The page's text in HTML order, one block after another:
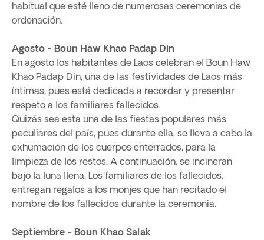
habitual que esté lleno de numerosas ceremonias de
ordenación.
Agosto - Boun Haw Khao Padap Din
En agosto los habitantes de Laos celebran el Boun Haw
Khao Padap Din, una de las festividades de Laos más
íntimas, pues está dedicada a recordar y presentar
respeto a los familiares fallecidos.
Quizás sea esta una de las fiestas populares más
peculiares del país, pues durante ella, se lleva a cabo la
exhumación de los cuerpos enterrados, para la
limpieza de los restos. A continuación, se incineran
bajo la luna llena. Los familiares de los fallecidos,
entregan regalos a los monjes que han recitado el
nombre de los fallecidos durante la ceremonia.
Septiembre - Boun Khao Salak